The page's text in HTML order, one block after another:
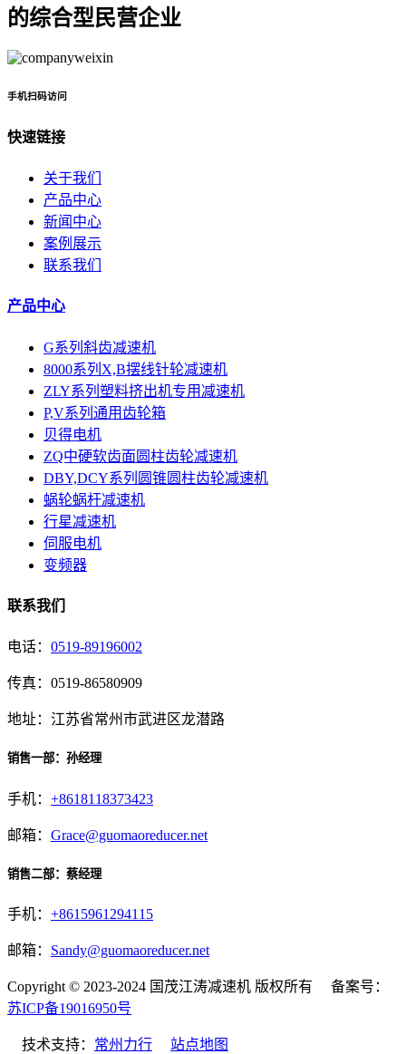
的综合型民营企业
手机扫码访问
快速链接
关于我们
产品中心
新闻中心
案例展示
联系我们
产品中心
G系列斜齿减速机
8000系列X,B摆线针轮减速机
ZLY系列塑料挤出机专用减速机
P,V系列通用齿轮箱
贝得电机
ZQ中硬软齿面圆柱齿轮减速机
DBY,DCY系列圆锥圆柱齿轮减速机
蜗轮蜗杆减速机
行星减速机
伺服电机
变频器
联系我们
电话： 0519-89196002
传真：0519-86580909
地址：江苏省常州市武进区龙潜路
销售一部：孙经理
手机： +8618118373423
邮箱： Grace@guomaoreducer.net
销售二部：蔡经理
手机： +8615961294115
邮箱： Sandy@guomaoreducer.net
Copyright © 2023-2024 国茂江涛减速机 版权所有 备案号：
苏ICP备19016950号
技术支持： 常州力行 站点地图